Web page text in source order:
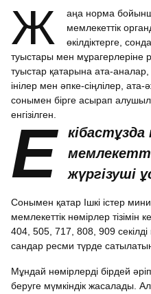
Ж
аңа норма
мемлекеттік
өкілдіктерге,
туыстары мен мұрагерлеріне
туыстар қатарына ата-
інілер мен әпке-сіңлілер,
сонымен бірге асырап
енгізілген.
Е
жүргізуші
Сонымен қатар Ішкі істер
мемлекеттік нөмірлер тізімін
404, 505, 717, 808, 909
сандар ресми түрде
Мұндай нөмірлерді бірдей
беруге мүмкіндік жасалады.